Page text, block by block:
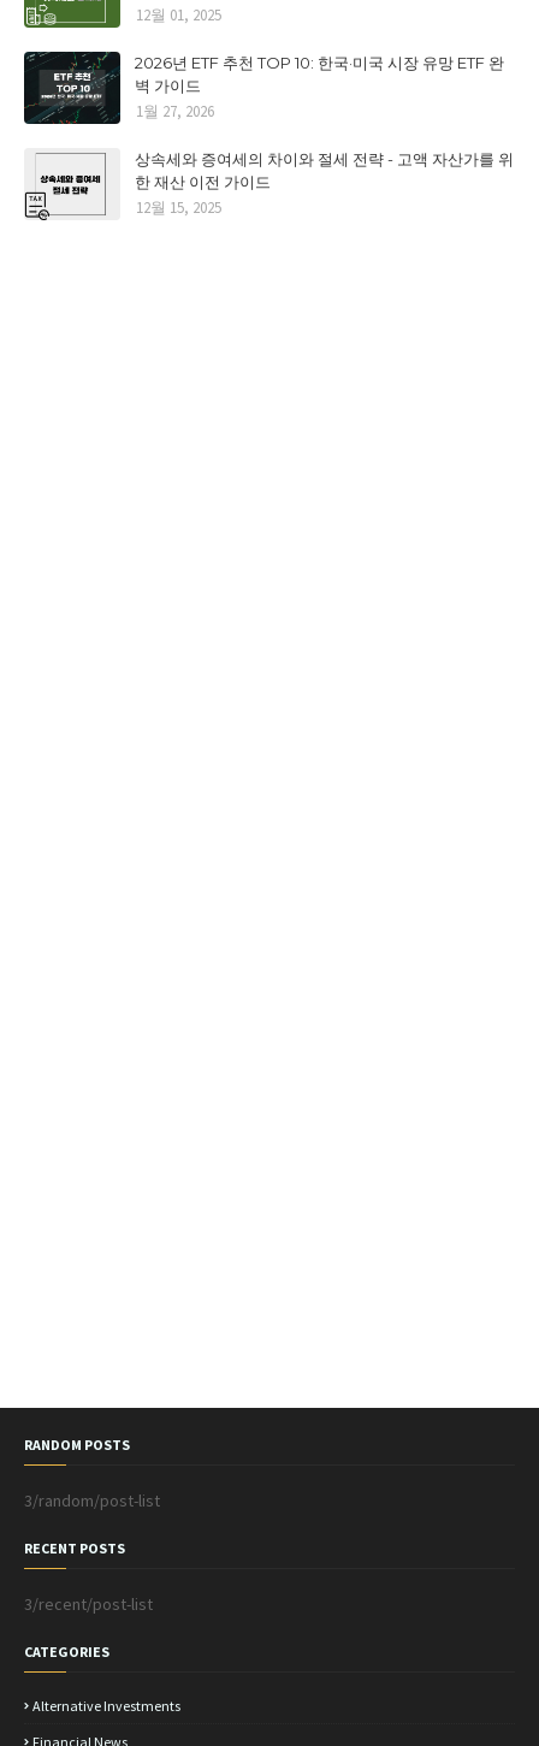
12월 01, 2025
2026년 ETF 추천 TOP 10: 한국·미국 시장 유망 ETF 완
벽 가이드
1월 27, 2026
상속세와 증여세의 차이와 절세 전략 - 고액 자산가를 위
한 재산 이전 가이드
12월 15, 2025
RANDOM POSTS
3/random/post-list
RECENT POSTS
3/recent/post-list
CATEGORIES
Alternative Investments
Financial News